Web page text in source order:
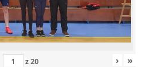
z20 › »